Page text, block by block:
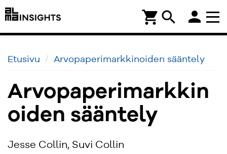
search
shopping_cart person
Etusivu Arvopaperimarkkinoiden sääntely
Arvopaperimarkkin
oiden sääntely
Jesse Collin, Suvi Collin